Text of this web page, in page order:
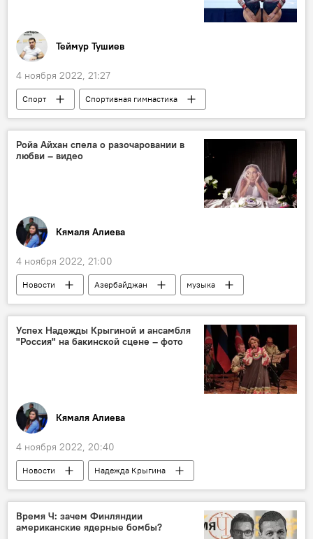
Теймур Тушиев
4 ноября 2022, 21:27
Спорт
Спортивная гимнастика
Великобритания
Чемпионат мира
Джессика Гадирова
Ройа Айхан спела о разочаровании в
любви – видео
Кямаля Алиева
4 ноября 2022, 21:00
Новости Азербайджан
музыка
Эстрада
премьера
клип
Певица Ройа Айхан
Успех Надежды Крыгиной и ансамбля
"Россия" на бакинской сцене – фото
Кямаля Алиева
4 ноября 2022, 20:40
Новости
Надежда Крыгина
концерт
Азербайджан
Русский дом
Михаил Бочарников
Международный центр мугама
Время Ч: зачем Финляндии
американские ядерные бомбы?